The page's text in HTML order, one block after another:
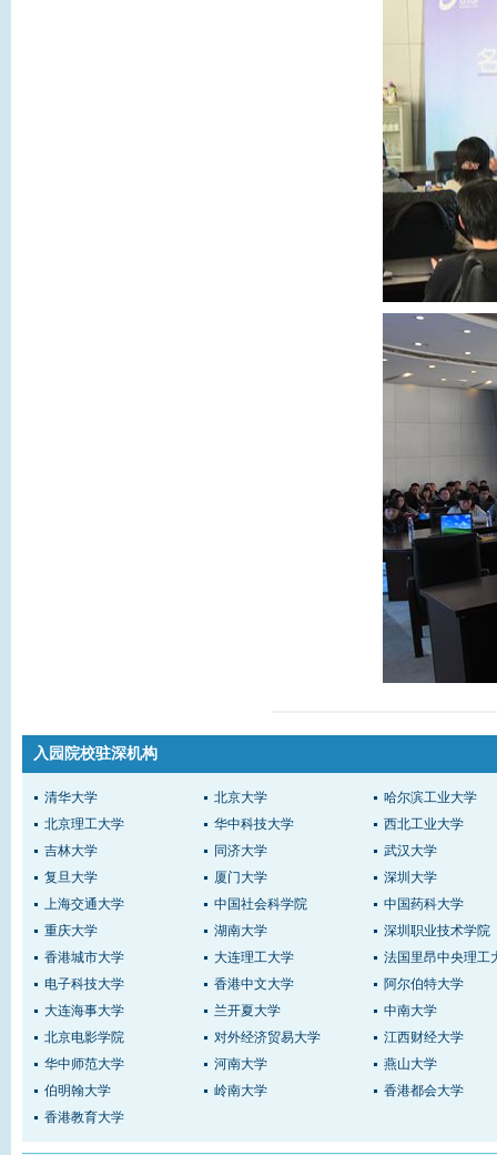
入园院校驻深机构
清华大学 北京大学
哈尔滨工业大学
北京理工大学
华中科技大学
西北工业大学
吉林大学
同济大学
武汉大学
复旦大学
厦门大学
深圳大学
上海交通大学
中国社会科学院
中国药科大学
重庆大学
湖南大学
深圳职业技术学院
香港城市大学
大连理工大学
法国里昂中央理工
电子科技大学
香港中文大学
阿尔伯特大学
大连海事大学
兰开夏大学
中南大学
北京电影学院
对外经济贸易大学
江西财经大学
华中师范大学
河南大学
燕山大学
伯明翰大学
岭南大学
香港都会大学
香港教育大学